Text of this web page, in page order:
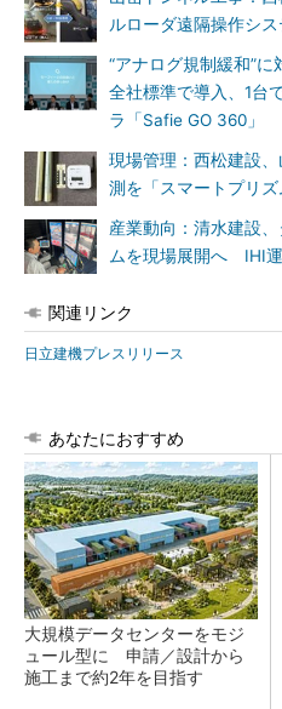
ルローダ遠隔操作シ
“アナログ規制緩和”
全社標準で導入、1台
ラ「Safie GO 360」
現場管理：西松建設
測を「スマートプリ
産業動向：清水建設
ムを現場展開へ IHI
関連リンク
日立建機プレスリリース
あなたにおすすめ
大規模データセンターをモジ
ュール型に 申請／設計から
施工まで約2年を目指す